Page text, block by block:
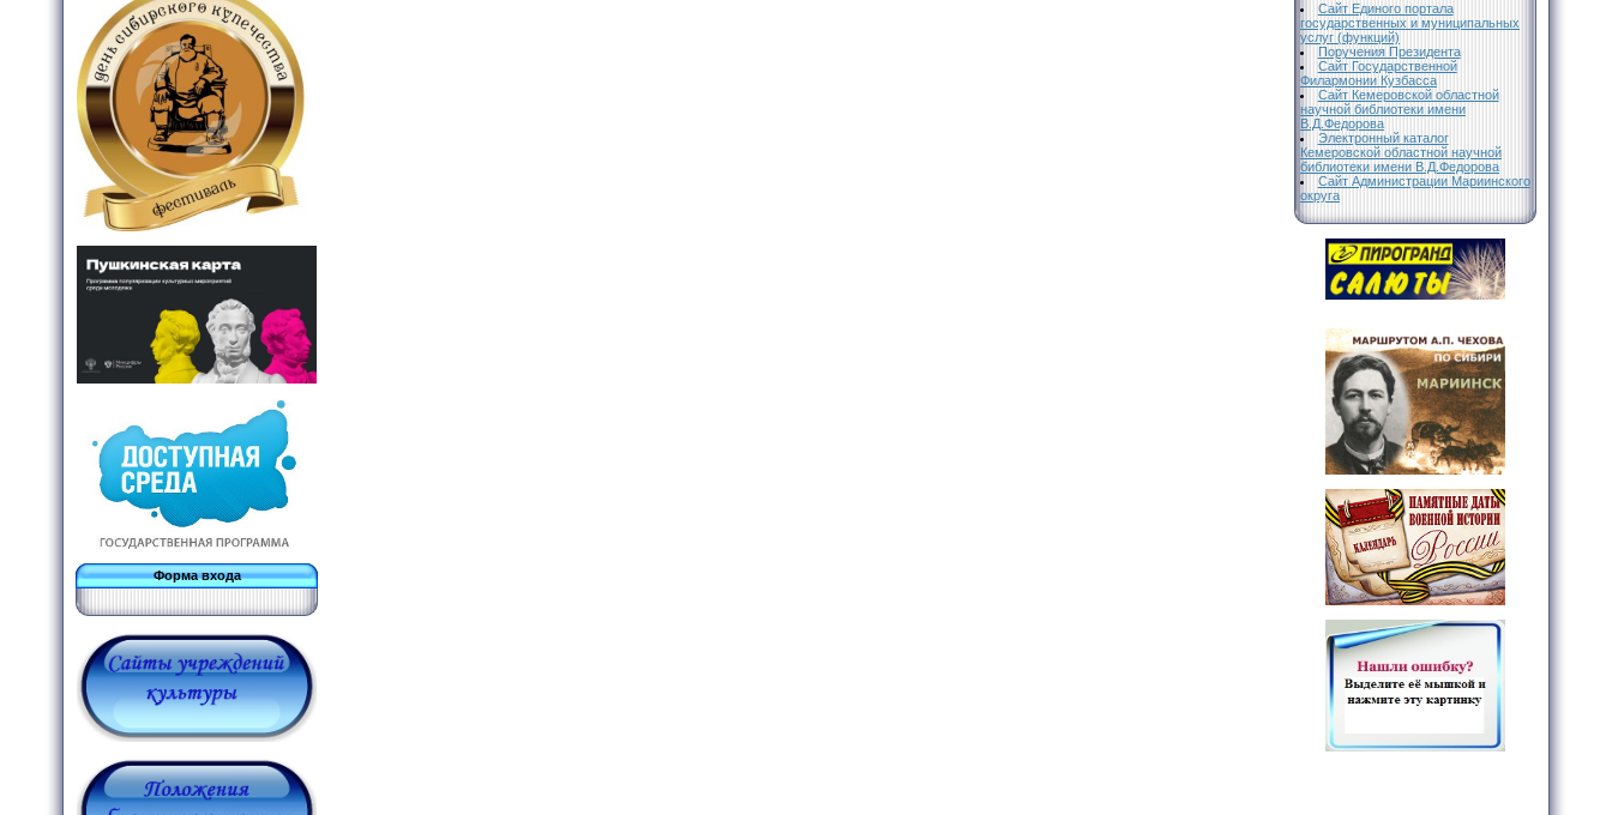
Форма входа
Сайт Единого портала
государственных и муниципальных
услуг (функций)
Поручения Президента
Сайт Государственной
Филармонии Кузбасса
Сайт Кемеровской областной
научной библиотеки имени
В.Д.Федорова
Электронный каталог
Кемеровской областной научной
библиотеки имени В.Д.Федорова
Сайт Администрации Мариинского
округа